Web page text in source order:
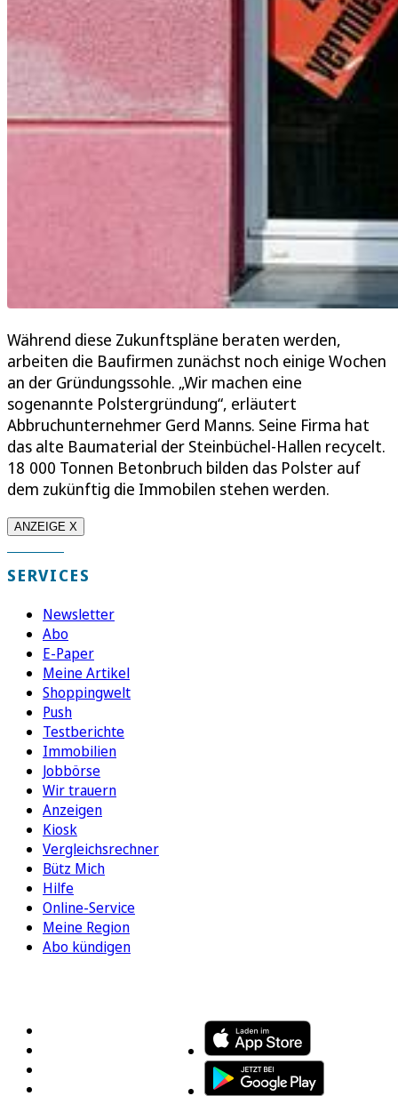
Während diese Zukunftspläne beraten werden,
arbeiten die Baufirmen zunächst noch einige Wochen
an der Gründungssohle. „Wir machen eine
sogenannte Polstergründung“, erläutert
Abbruchunternehmer Gerd Manns. Seine Firma hat
das alte Baumaterial der Steinbüchel-Hallen recycelt.
18 000 Tonnen Betonbruch bilden das Polster auf
dem zukünftig die Immobilen stehen werden.
ANZEIGE X
SERVICES
Newsletter
Abo
E-Paper
Meine Artikel
Shoppingwelt
Push
Testberichte
Immobilien
Jobbörse
Wir trauern
Anzeigen
Kiosk
Vergleichsrechner
Bütz Mich
Hilfe
Online-Service
Meine Region
Abo kündigen